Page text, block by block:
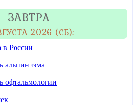
ЗАВТРА
2026 (СБ):
в России
альпинизма
офтальмологии